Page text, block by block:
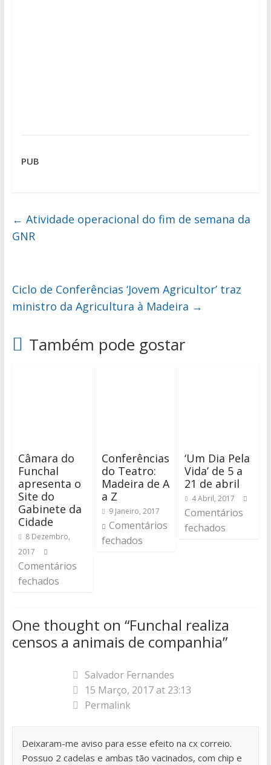
PUB
← Atividade operacional do fim de semana da
GNR
Ciclo de Conferências ‘Jovem Agricultor’ traz
ministro da Agricultura à Madeira →
Também pode gostar
Câmara do
Funchal
apresenta o
Site do
Gabinete da
Cidade
8 Dezembro,
2017
Comentários
fechados
Conferências
do Teatro:
Madeira de A
a Z
9 Janeiro, 2017
Comentários
fechados
‘Um Dia Pela
Vida’ de 5 a
21 de abril
4 Abril, 2017
Comentários
fechados
One thought on “Funchal realiza
censos a animais de companhia”
Salvador Fernandes
15 Março, 2017 at 23:13
Permalink
Deixaram-me aviso para esse efeito na cx correio.
Possuo 2 cadelas e ambas tão vacinados, com chip e